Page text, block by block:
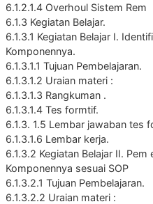
6.1.2.1.4 Overhoul Sistem Rem
6.1.3 Kegiatan Belajar.
6.1.3.1 Kegiatan Belajar I.
Komponennya.
6.1.3.1.1 Tujuan Pembelajaran.
6.1.3.1.2 Uraian materi :
6.1.3.1.3 Rangkuman .
6.1.3.1.4 Tes formtif.
6.1.3. 1.5 Lembar jawaban tes
6.1.3.1.6 Lembar kerja.
6.1.3.2 Kegiatan Belajar II.
Komponennya sesuai SOP
6.1.3.2.1 Tujuan Pembelajaran.
6.1.3.2.2 Uraian materi :